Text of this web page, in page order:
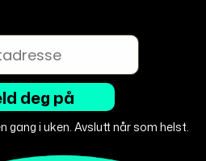
deg på
gang i uken. Avslutt når som helst.